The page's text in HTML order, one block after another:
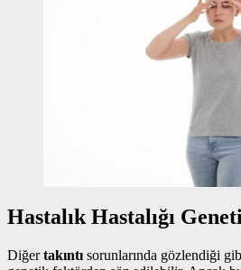
Hastalık Hastalığı
Diğertakıntı sorunlarında gözlendiği